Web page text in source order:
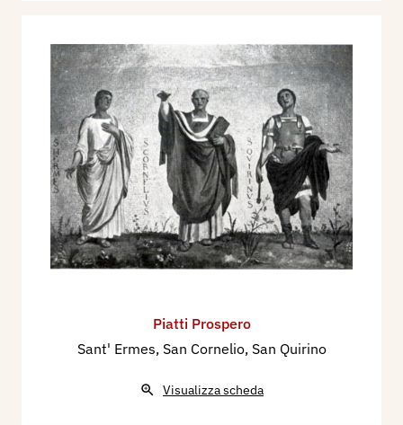
Piatti Prospero
Sant' Ermes, San Cornelio, San Quirino
Visualizza scheda